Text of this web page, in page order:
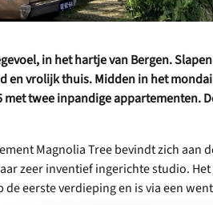
in het hartje van Bergen.
en vrolijk thuis. Midden in het
met twee inpandige appartementen.
Magnolia Tree bevindt zich aan
zeer inventief ingerichte studio.
de eerste verdieping en is via een